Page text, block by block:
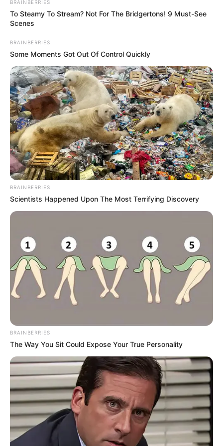
művészetét. A hétvégén a fesztivál több
résztvevője is rá fog emlékezni, hiszen
személyisége, tudása és elhivatottsága hiányozni
fog a hazai kézműves világból.
BRAINBERRIES
To Steamy To Stream? Not For The Bridgertons! 9 Must-See
Scenes
BRAINBERRIES
Some Moments Got Out Of Control Quickly
BRAINBERRIES
Scientists Happened Upon The Most Terrifying Discovery
BRAINBERRIES
The Way You Sit Could Expose Your True Personality